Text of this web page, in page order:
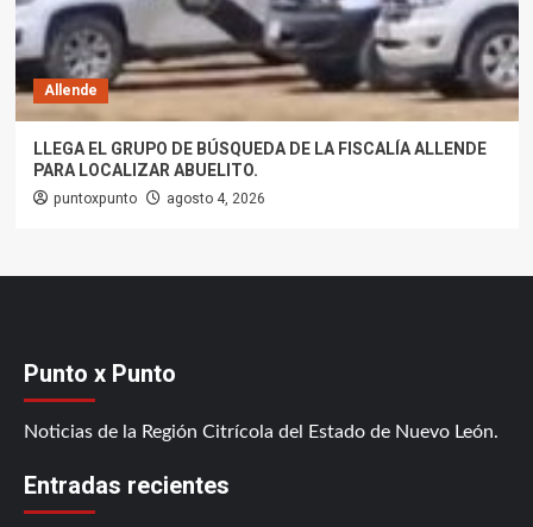
Allende
LLEGA EL GRUPO DE BÚSQUEDA DE LA FISCALÍA ALLENDE
PARA LOCALIZAR ABUELITO.
puntoxpunto agosto 4, 2026
Punto x Punto
Noticias de la Región Citrícola del Estado de Nuevo León.
Entradas recientes